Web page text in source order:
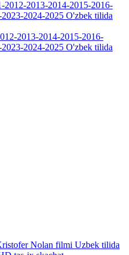
2013-2014-2015-2016-
2024-2025 O'zbek tilida